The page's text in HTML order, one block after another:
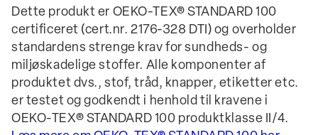
Dette produkt er OEKO-TEX® STANDARD 100
certificeret (cert.nr. 2176-328 DTI) og overholder
standardens strenge krav for sundheds- og
miljøskadelige stoffer. Alle komponenter af
produktet dvs., stof, tråd, knapper, etiketter etc.
er testet og godkendt i henhold til kravene i
OEKO-TEX® STANDARD 100 produktklasse II/4.